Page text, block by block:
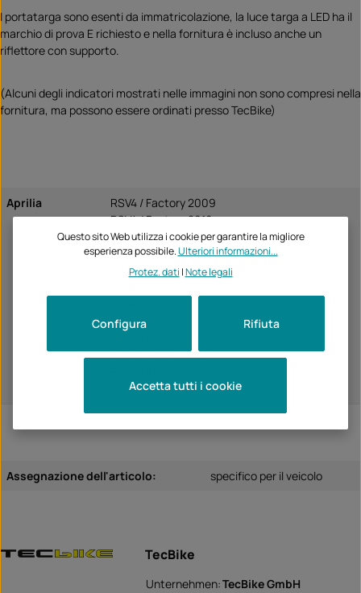
I portatarga sono esenti da immatricolazione, la luce targa a LED ha il
marchio di prova E richiesto e nella fornitura è incluso anche un
riflettore con supporto.
(Alcuni degli indicatori mostrati nelle immagini non sono compresi nella
fornitura, ma possono essere ordinati presso TecBike)
Aprilia
RSV4 / Factory 2009
RSV4 / Factory 2010
RSV4 / Factory 2011
RSV4 / Factory 2012
RSV4 / Factory 2013
RSV4 / RR / RF 2016
RSV4 / RR / RF 2018
RSV4 / RR / RF 2020
Assegnazione dell'articolo: specifico per il veicolo
TecBike
Unternehmen:TecBike GmbH
Questo sito Web utilizza i cookie per garantire la migliore
esperienza possibile.Ulteriori informazioni...
Protez. dati |Note legali
Rifiuta
Configura
Accetta tutti i cookie